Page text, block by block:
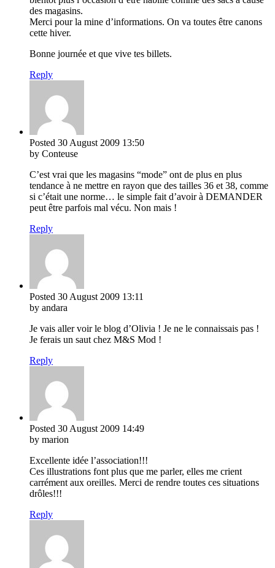
des magasins.
Merci pour la mine d’informations. On va toutes être canons
cette hiver.
Bonne journée et que vive tes billets.
Reply
Posted 30 August 2009 13:50
by Conteuse
C’est vrai que les magasins “mode” ont de plus en plus
tendance à ne mettre en rayon que des tailles 36 et 38, comme
si c’était une norme… le simple fait d’avoir à DEMANDER
peut être parfois mal vécu. Non mais !
Reply
Posted 30 August 2009 13:11
by andara
Je vais aller voir le blog d’Olivia ! Je ne le connaissais pas !
Je ferais un saut chez M&S Mod !
Reply
Posted 30 August 2009 14:49
by marion
Excellente idée l’association!!!
Ces illustrations font plus que me parler, elles me crient
carrément aux oreilles. Merci de rendre toutes ces situations
drôles!!!
Reply